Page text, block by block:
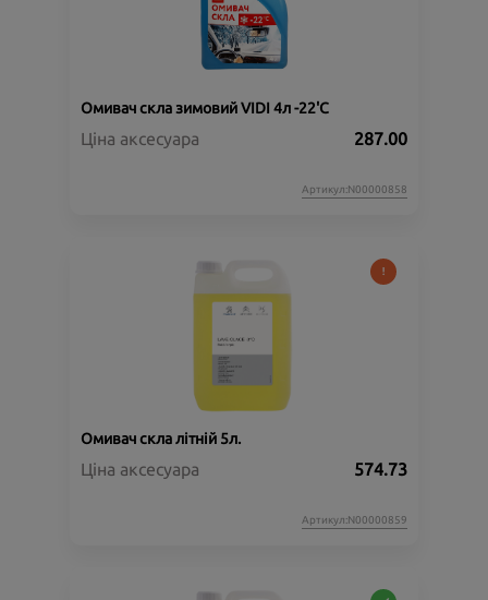
Омивач скла зимовий VIDI 4л -22'C
Ціна аксесуара 287.00
Артикул:N00000858
Омивач скла літній 5л.
Ціна аксесуара 574.73
Артикул:N00000859